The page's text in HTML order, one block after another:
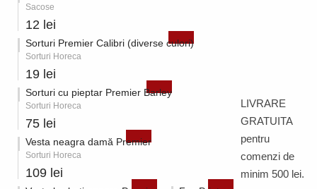
Sacose
12 lei
Sorturi Premier Calibri (diverse culori)
Sorturi Horeca
19 lei
Sorturi cu pieptar Premier Barley
Sorturi Horeca
75 lei
Vesta neagra damă Premier
Sorturi Horeca
109 lei
LIVRARE
GRATUITA
pentru
comenzi de
minim 500 lei.